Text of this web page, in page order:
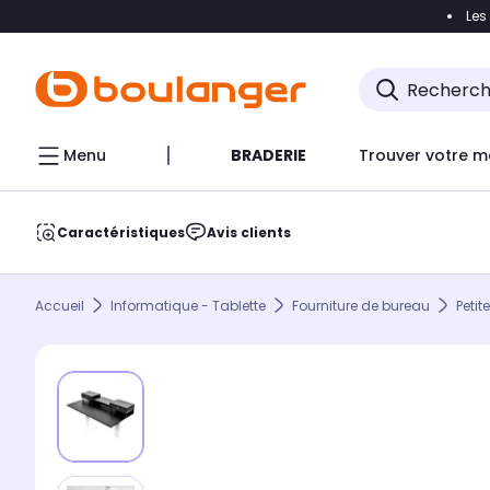
Accéder
Menu BRADERIE Trouver votre
Caractéristiques Avis clients
Accueil Informatique - Tablette Fourniture de bureau